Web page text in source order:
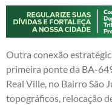
Outra conexão
primeira ponte da BA-
Real Ville, no Bairro São
topográficos, relocação